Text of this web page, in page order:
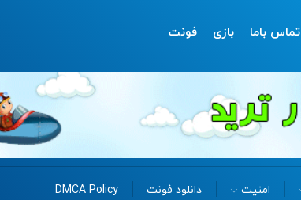
تماس باما بازی فونت
امنیت دانلود فونت DMCA Policy